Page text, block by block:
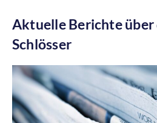
Aktuelle Berichte über
Schlösser